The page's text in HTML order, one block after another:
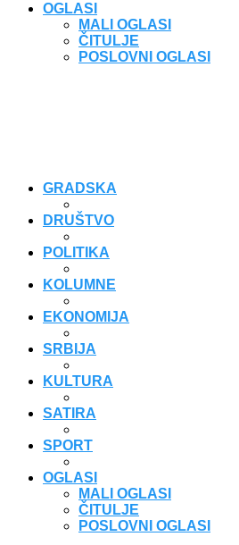
OGLASI
MALI OGLASI
ČITULJE
POSLOVNI OGLASI
GRADSKA
DRUŠTVO
POLITIKA
KOLUMNE
EKONOMIJA
SRBIJA
KULTURA
SATIRA
SPORT
OGLASI
MALI OGLASI
ČITULJE
POSLOVNI OGLASI